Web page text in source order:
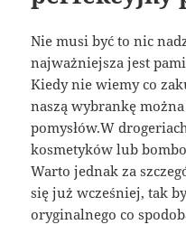
Nie musi być to nic
najważniejsza jest
Kiedy nie wiemy co
naszą wybrankę
pomysłów.W
kosmetyków lub
Warto jednak za
się już wcześniej, tak
oryginalnego co